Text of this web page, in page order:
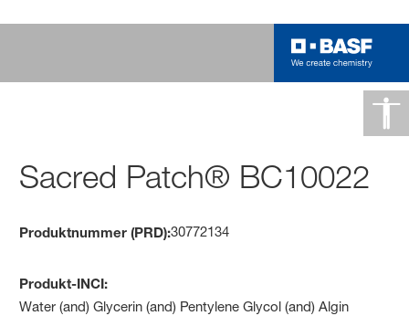
Sacred Patch® BC10022
Produktnummer (PRD):30772134
Produkt-INCI:
Water (and) Glycerin (and) Pentylene Glycol (and) Algin